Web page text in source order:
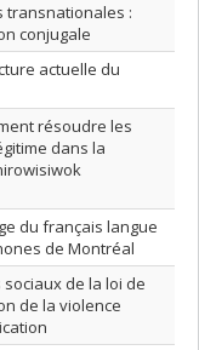
transnationales :
conjugale
actuelle du
résoudre les
dans la
du français langue
de Montréal
de la loi de
de la violence